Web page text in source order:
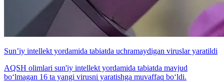
Sun’iy intellekt yordamida tabiatda uchramaydigan viruslar yaratildi
AQSH olimlari sun'iy intellekt yordamida tabiatda mavjud
bo‘lmagan 16 ta yangi virusni yaratishga muvaffaq bo‘ldi.